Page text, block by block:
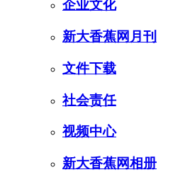
企业文化
新大香蕉网月刊
文件下载
社会责任
视频中心
新大香蕉网相册